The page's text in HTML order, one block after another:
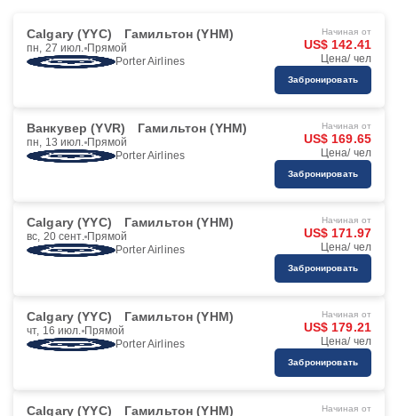
Calgary (YYC) Гамильтон (YHM)
пн, 27 июл. Прямой
Porter Airlines
Начиная от
US$ 142.41
Цена/ чел
Забронировать
Ванкувер (YVR) Гамильтон (YHM)
пн, 13 июл. Прямой
Porter Airlines
Начиная от
US$ 169.65
Цена/ чел
Забронировать
Calgary (YYC) Гамильтон (YHM)
вс, 20 сент. Прямой
Porter Airlines
Начиная от
US$ 171.97
Цена/ чел
Забронировать
Calgary (YYC) Гамильтон (YHM)
чт, 16 июл. Прямой
Porter Airlines
Начиная от
US$ 179.21
Цена/ чел
Забронировать
Calgary (YYC) Гамильтон (YHM) Начиная от